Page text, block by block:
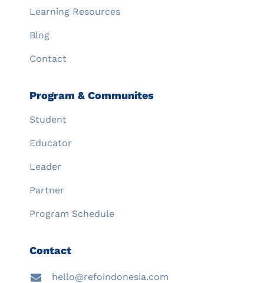
Learning Resources
Blog
Contact
Program & Communites
Student
Educator
Leader
Partner
Program Schedule
Contact
hello@refoindonesia.com